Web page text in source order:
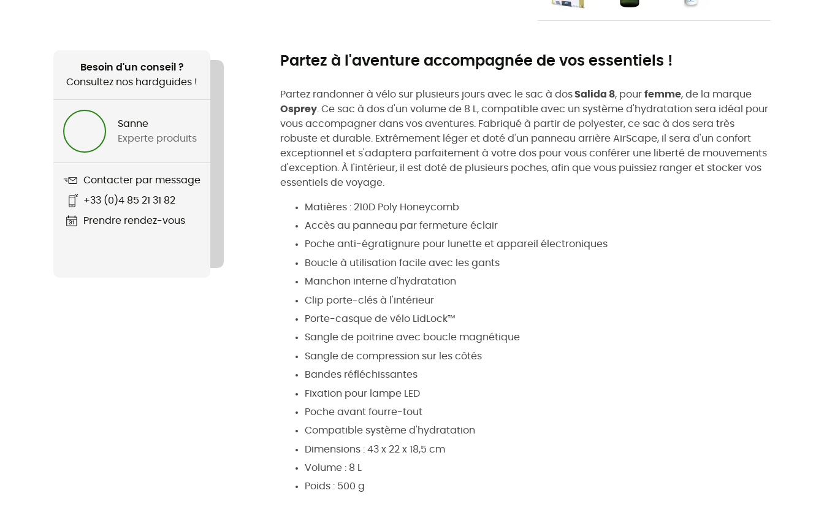
Besoin d'un conseil ?
Consultez nos hardguides !
Sanne
Experte produits
Contacter par message
+33 (0)4 85 21 31 82
Prendre rendez-vous
Partez à l'aventure accompagnée de vos essentiels !
Partez randonner à vélo sur plusieurs jours avec le sac à dosSalida 8, pour femme, de la marque
Osprey . Ce sac à dos d'un volume de 8 L, compatible avec un système d'hydratation sera idéal pour
vous accompagner dans vos aventures. Fabriqué à partir de polyester, ce sac à dos sera très
robuste et durable. Extrêmement léger et doté d'un panneau arrière AirScape, il sera d'un confort
exceptionnel et s'adaptera parfaitement à votre dos pour vous conférer une liberté de mouvements
d'exception. À l'intérieur, il est doté de plusieurs poches, afin que vous puissiez ranger et stocker vos
essentiels de voyage.
Matières : 210D Poly Honeycomb
Accès au panneau par fermeture éclair
Poche anti-égratignure pour lunette et appareil électroniques
Boucle à utilisation facile avec les gants
Manchon interne d'hydratation
Clip porte-clés à l'intérieur
Porte-casque de vélo LidLock™
Sangle de poitrine avec boucle magnétique
Sangle de compression sur les côtés
Bandes réfléchissantes
Fixation pour lampe LED
Poche avant fourre-tout
Compatible système d'hydratation
Dimensions : 43 x 22 x 18,5 cm
Volume : 8 L
Poids : 500 g